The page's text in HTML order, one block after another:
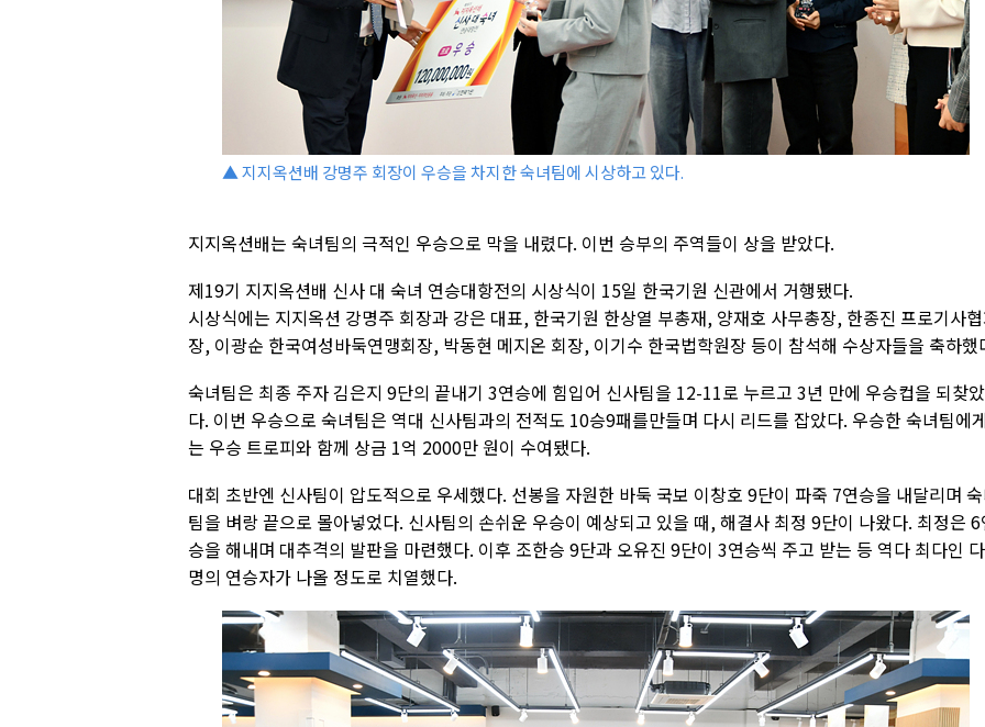
▲ 지지옥션배 강명주 회장이 우승을 차지한 숙녀팀에 시상하고 있다.
지지옥션배는 숙녀팀의 극적인 우승으로 막을 내렸다. 이번 승부의 주역들이 상을 받았다.
제19기 지지옥션배 신사 대 숙녀 연승대항전의 시상식이 15일 한국기원 신관에서 거행됐다.
시상식에는 지지옥션 강명주 회장과 강은 대표, 한국기원 한상열 부총재, 양재호 사무총장, 한종진 프로기사
장, 이광순 한국여성바둑연맹회장, 박동현 메지온 회장, 이기수 한국법학원장 등이 참석해 수상자들을 축하했
숙녀팀은 최종 주자 김은지 9단의 끝내기 3연승에 힘입어 신사팀을 12-11로 누르고 3년 만에 우승컵을 되찾았
다. 이번 우승으로 숙녀팀은 역대 신사팀과의 전적도 10승9패를만들며 다시 리드를 잡았다. 우승한 숙녀팀에
는 우승 트로피와 함께 상금 1억 2000만 원이 수여됐다.
대회 초반엔 신사팀이 압도적으로 우세했다. 선봉을 자원한 바둑 국보 이창호 9단이 파죽 7연승을 내달리며
팀을 벼랑 끝으로 몰아넣었다. 신사팀의 손쉬운 우승이 예상되고 있을 때, 해결사 최정 9단이 나왔다. 최정은
승을 해내며 대추격의 발판을 마련했다. 이후 조한승 9단과 오유진 9단이 3연승씩 주고 받는 등 역다 최다인
명의 연승자가 나올 정도로 치열했다.